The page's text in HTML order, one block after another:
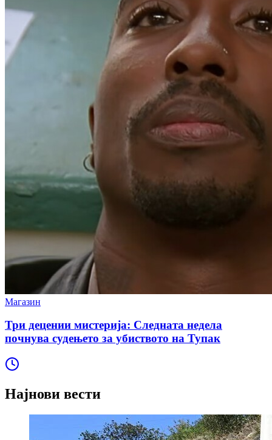
Магазин
Три децении мистерија: Следната недела
почнува судењето за убиството на Тупак
Најнови вести